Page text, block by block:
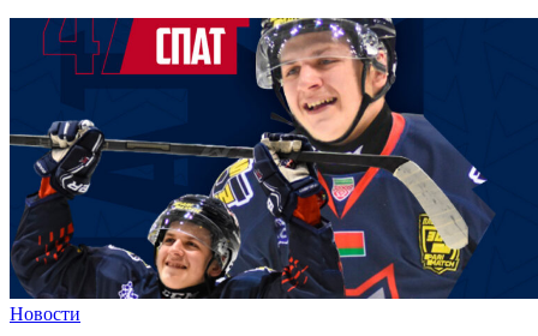
Новости